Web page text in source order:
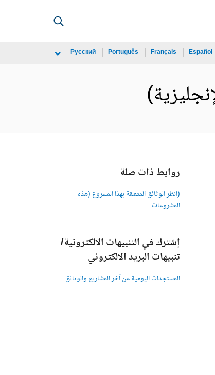
Español
Français
Português
Русский
روابط ذات صلة
(انظر الوثائق المتعلقة بهذا المشروع (هذه
المشروعات
إشترك في التنبيهات الالكترونية/
تنبيهات البريد الالكتروني
المستجدات اليومية عن آخر المشاريع والوثائق